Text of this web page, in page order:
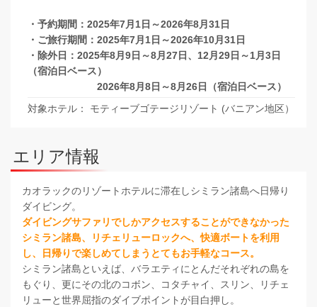
・予約期間：2025年7月1日～2026年8月31日
・ご旅行期間：2025年7月1日～2026年10月31日
・除外日：2025年8月9日～8月27日、12月29日～1月3日
（宿泊日ベース）
2026年8月8日～8月26日（宿泊日ベース）
対象ホテル： モティーブゴテージリゾート (バニアン地区）
エリア情報
カオラックのリゾートホテルに滞在しシミラン諸島へ日帰り
ダイビング。
ダイビングサファリでしかアクセスすることができなかった
シミラン諸島、リチェリューロックへ、快適ボートを利用
し、日帰りで楽しめてしまうとてもお手軽なコース。
シミラン諸島といえば、バラエティにとんだそれぞれの島を
もぐり、更にその北のコボン、コタチャイ、スリン、リチェ
リューと世界屈指のダイブポイントが目白押し。